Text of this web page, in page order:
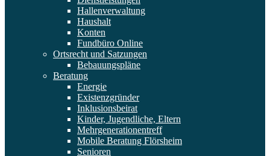
Hallenverwaltung
Haushalt
Konten
Fundbüro Online
Ortsrecht und Satzungen
Bebauungspläne
Beratung
Energie
Existenzgründer
Inklusionsbeirat
Kinder, Jugendliche, Eltern
Mehrgenerationentreff
Mobile Beratung Flörsheim
Senioren